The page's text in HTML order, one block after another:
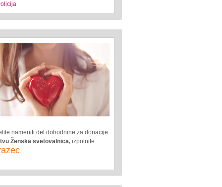
nameniti del dohodnine za donacije
Ženska svetovalnica, izpolnite